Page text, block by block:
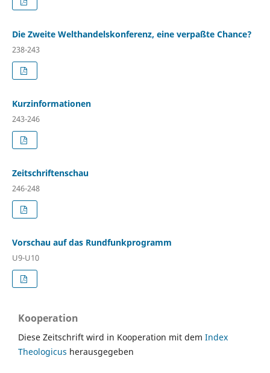
Die Zweite Welthandelskonferenz, eine verpaßte Chance?
238-243
Kurzinformationen
243-246
Zeitschriftenschau
246-248
Vorschau auf das Rundfunkprogramm
U9-U10
Kooperation
Diese Zeitschrift wird in Kooperation mit dem Index
Theologicus herausgegeben